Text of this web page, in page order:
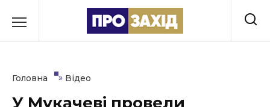
до
Головна » Відео
У Мукачеві провели